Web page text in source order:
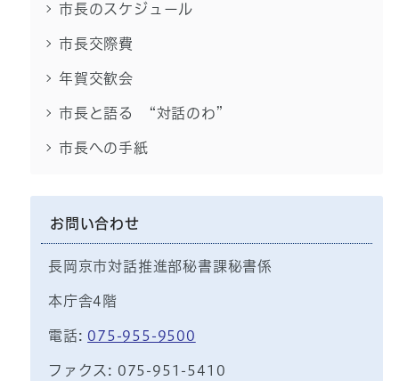
市長のスケジュール
市長交際費
年賀交歓会
市長と語る “対話のわ”
市長への手紙
お問い合わせ
長岡京市対話推進部秘書課秘書係
本庁舎4階
電話: 075-955-9500
ファクス: 075-951-5410